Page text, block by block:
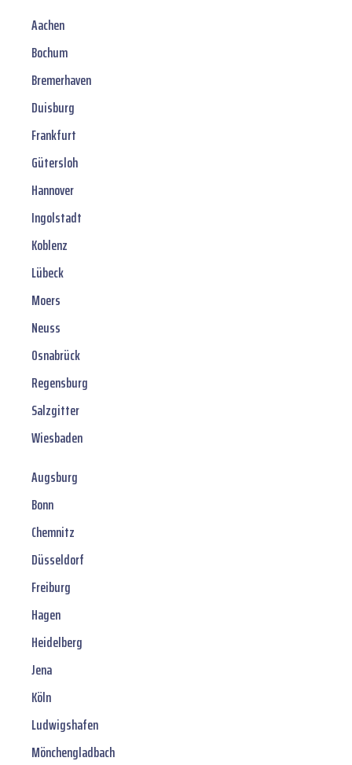
Aachen
Bochum
Bremerhaven
Duisburg
Frankfurt
Gütersloh
Hannover
Ingolstadt
Koblenz
Lübeck
Moers
Neuss
Osnabrück
Regensburg
Salzgitter
Wiesbaden
Augsburg
Bonn
Chemnitz
Düsseldorf
Freiburg
Hagen
Heidelberg
Jena
Köln
Ludwigshafen
Mönchengladbach